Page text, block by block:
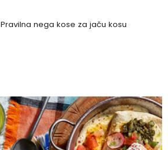
Pravilna nega kose za jaču kosu
Šta su policistični jajnici i kako rešiti ovaj